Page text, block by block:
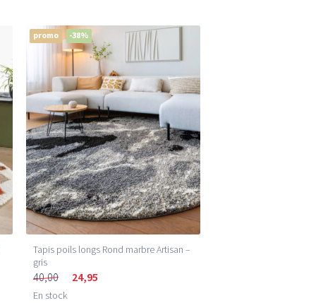
promo -38%
Tapis poils longs Rond marbre Artisan –
gris
40,00 24,95
En stock